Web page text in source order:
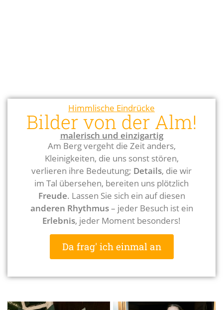
Himmlische Eindrücke
Bilder von der Alm!
malerisch und einzigartig
Am Berg vergeht die Zeit anders,
Kleinigkeiten, die uns sonst stören,
verlieren ihre Bedeutung; Details, die wir
im Tal übersehen, bereiten uns plötzlich
Freude. Lassen Sie sich ein auf diesen
anderen Rhythmus– jeder Besuch ist ein
Erlebnis, jeder Moment besonders!
Da frag' ich einmal an